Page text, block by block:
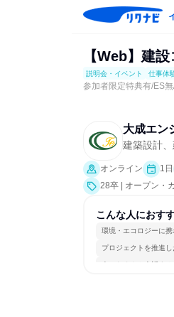
【Web】建
説明会・イベント 仕事体
参加者限定特典有/ES
大成エン
建築設計
オンライン 1日
28卒 | オープン・
こんな人におす
環境・エコロジーに携
プロジェクトを推進し
人とたくさん会話する